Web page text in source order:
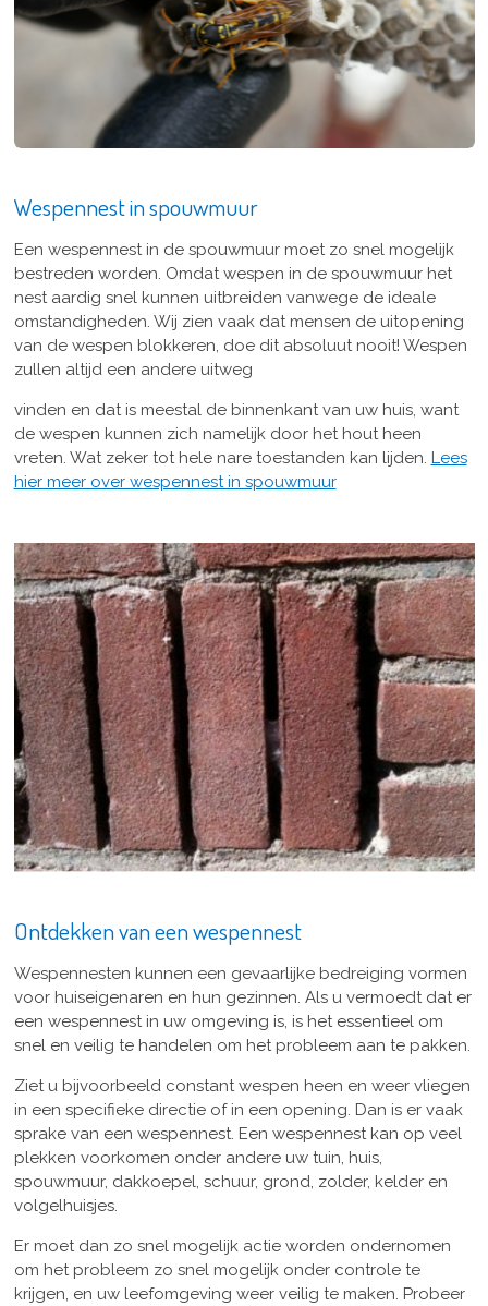
Wespennest in spouwmuur
Een wespennest in de spouwmuur moet zo snel mogelijk
bestreden worden. Omdat wespen in de spouwmuur het
nest aardig snel kunnen uitbreiden vanwege de ideale
omstandigheden. Wij zien vaak dat mensen de uitopening
van de wespen blokkeren, doe dit absoluut nooit! Wespen
zullen altijd een andere uitweg
vinden en dat is meestal de binnenkant van uw huis, want
de wespen kunnen zich namelijk door het hout heen
vreten. Wat zeker tot hele nare toestanden kan lijden. Lees
hier meer over wespennest in spouwmuur
Ontdekken van een wespennest
Wespennesten kunnen een gevaarlijke bedreiging vormen
voor huiseigenaren en hun gezinnen. Als u vermoedt dat er
een wespennest in uw omgeving is, is het essentieel om
snel en veilig te handelen om het probleem aan te pakken.
Ziet u bijvoorbeeld constant wespen heen en weer vliegen
in een specifieke directie of in een opening. Dan is er vaak
sprake van een wespennest. Een wespennest kan op veel
plekken voorkomen onder andere uw tuin, huis,
spouwmuur, dakkoepel, schuur, grond, zolder, kelder en
volgelhuisjes.
Er moet dan zo snel mogelijk actie worden ondernomen
om het probleem zo snel mogelijk onder controle te
krijgen, en uw leefomgeving weer veilig te maken. Probeer